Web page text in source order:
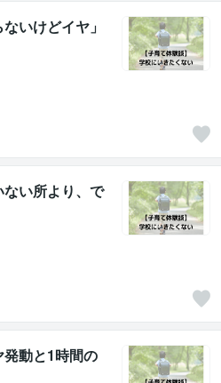
いけどイヤ」
ない所より、で
発動と1時間の